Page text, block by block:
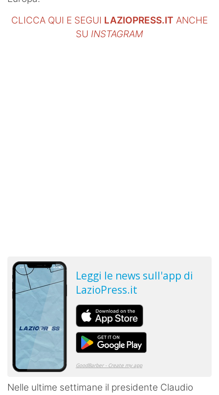
CLICCA QUI E SEGUI LAZIOPRESS.IT ANCHE
SU INSTAGRAM
Nelle ultime settimane il presidente Claudio